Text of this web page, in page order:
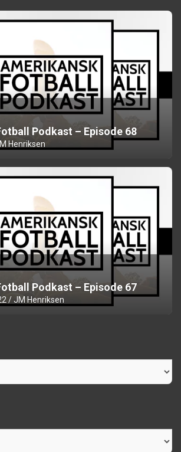
Podkast – Episode 68
Henriksen
Podkast – Episode 67
JM Henriksen